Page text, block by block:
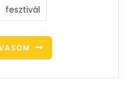
fesztivál